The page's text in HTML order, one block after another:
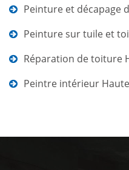
Peinture et décapage
Peinture sur tuile et
Réparation de toiture
Peintre intérieur